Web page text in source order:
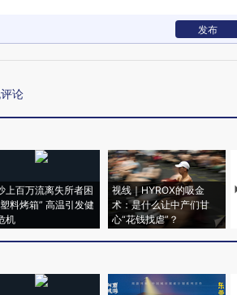
发布
论
上百万流离失所者困
料烤箱” 高温引发健
机
视线｜HYROX的吸金
术：是什么让中产们甘
心“花钱找虐”？